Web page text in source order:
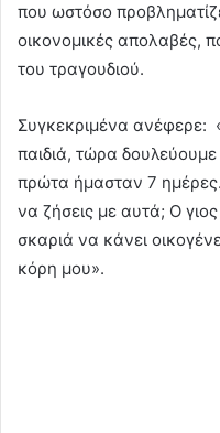
που ωστόσο
οικονομικές απολαβές,
του τραγουδιού.
Συγκεκριμένα
παιδιά, τώρα
πρώτα ήμασταν 7
να ζήσεις με αυτά; Ο
σκαριά να κάνει
κόρη μου».